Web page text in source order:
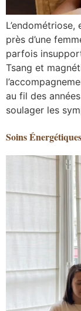
près d’une
parfois
Tsang et
au fil des
soulager les
Soins